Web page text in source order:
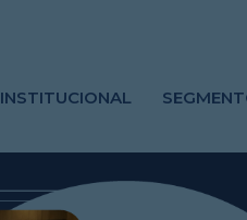
INSTITUCIONAL